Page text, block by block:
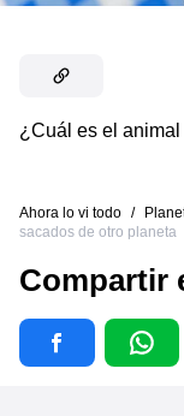
¿Cuál es el
Ahora lo vi todo /
sacados de otro planeta
Compartir